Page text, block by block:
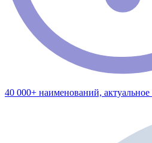
40 000+ наименований, актуальное